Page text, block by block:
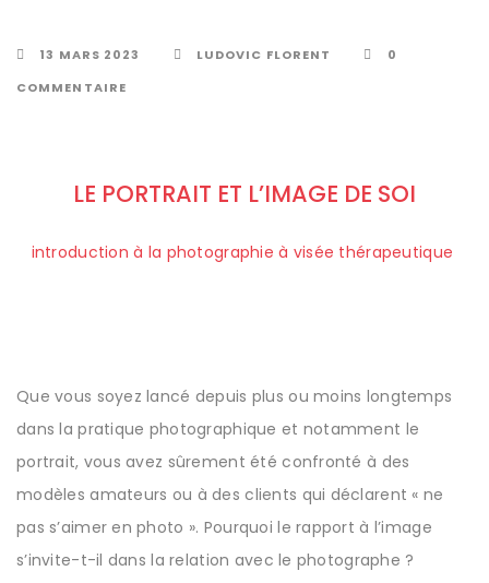
13 MARS 2023 LUDOVIC FLORENT
0
COMMENTAIRE
LE PORTRAIT ET L’IMAGE DE SOI
introduction à la photographie à visée thérapeutique
Que vous soyez lancé depuis plus ou moins longtemps
dans la pratique photographique et notamment le
portrait, vous avez sûrement été confronté à des
modèles amateurs ou à des clients qui déclarent « ne
pas s’aimer en photo ». Pourquoi le rapport à l’image
s’invite-t-il dans la relation avec le photographe ?